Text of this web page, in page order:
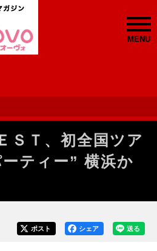
MENU
ＳＴ、初全国ツア
ティー” 横浜か
送る
シェア
ポスト